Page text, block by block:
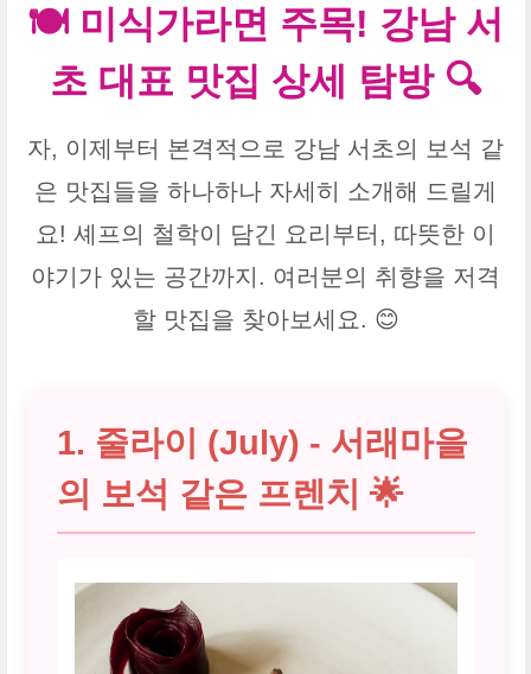
🍽️ 미식가라면 주목! 강남 서
초 대표 맛집 상세 탐방 🔍
자, 이제부터 본격적으로 강남 서초의 보석 같
은 맛집들을 하나하나 자세히 소개해 드릴게
요! 셰프의 철학이 담긴 요리부터, 따뜻한 이
야기가 있는 공간까지. 여러분의 취향을 저격
할 맛집을 찾아보세요. 😊
1. 줄라이 (July) - 서래마을
의 보석 같은 프렌치 🌟